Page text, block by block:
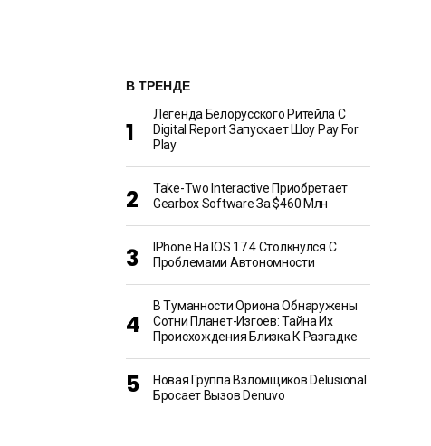
В ТРЕНДЕ
Легенда Белорусского Ритейла C
Digital Report Запускает Шоу Pay For
Play
Take-Two Interactive Приобретает
Gearbox Software За $460 Млн
IPhone На IOS 17.4 Столкнулся С
Проблемами Автономности
В Туманности Ориона Обнаружены
Сотни Планет-Изгоев: Тайна Их
Происхождения Близка К Разгадке
Новая Группа Взломщиков Delusional
Бросает Вызов Denuvo